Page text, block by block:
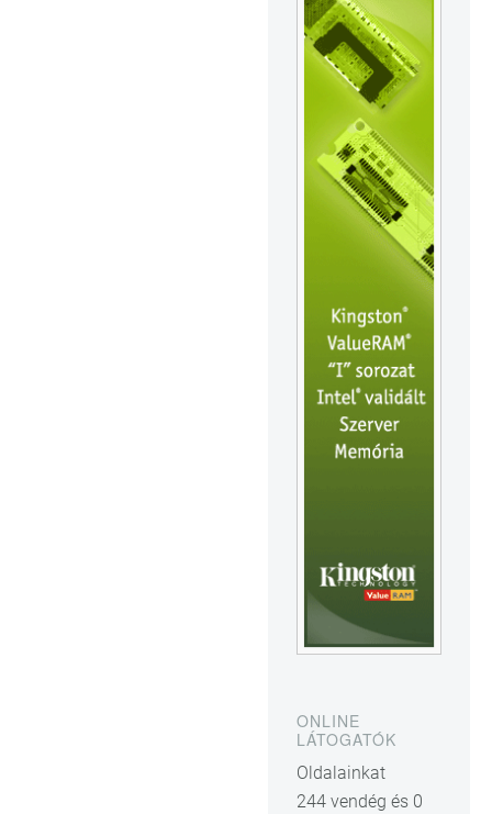
ONLINE
LÁTOGATÓK
Oldalainkat
244 vendég és 0